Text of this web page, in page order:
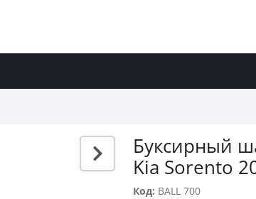
Буксирный
Kia Sorento
Код: BALL 700